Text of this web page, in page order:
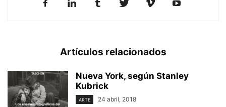
Artículos relacionados
Nueva York, según Stanley
Kubrick
ARTE 24 abril, 2018